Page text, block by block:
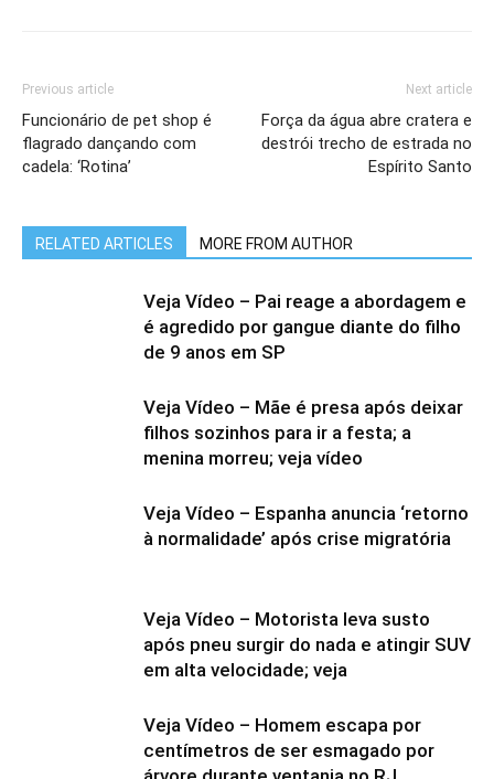
Previous article
Funcionário de pet shop é
flagrado dançando com
cadela: ‘Rotina’
Next article
Força da água abre cratera e
destrói trecho de estrada no
Espírito Santo
RELATED ARTICLES MORE FROM AUTHOR
Veja Vídeo – Pai reage a abordagem e
é agredido por gangue diante do filho
de 9 anos em SP
Veja Vídeo – Mãe é presa após deixar
filhos sozinhos para ir a festa; a
menina morreu; veja vídeo
Veja Vídeo – Espanha anuncia ‘retorno
à normalidade’ após crise migratória
Veja Vídeo – Motorista leva susto
após pneu surgir do nada e atingir SUV
em alta velocidade; veja
Veja Vídeo – Homem escapa por
centímetros de ser esmagado por